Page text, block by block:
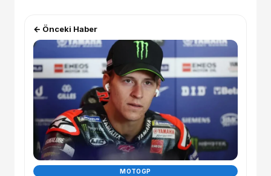
← Önceki Haber
MOTOGP